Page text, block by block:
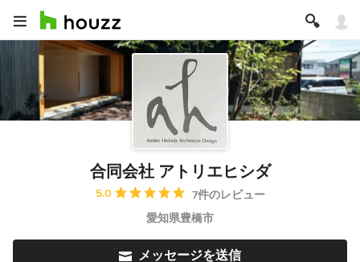
合同会社 アトリエヒシダ
平均評価：5つ星中 星5
5.0
7件のレビュー
愛知県豊橋市
メッセージを送信